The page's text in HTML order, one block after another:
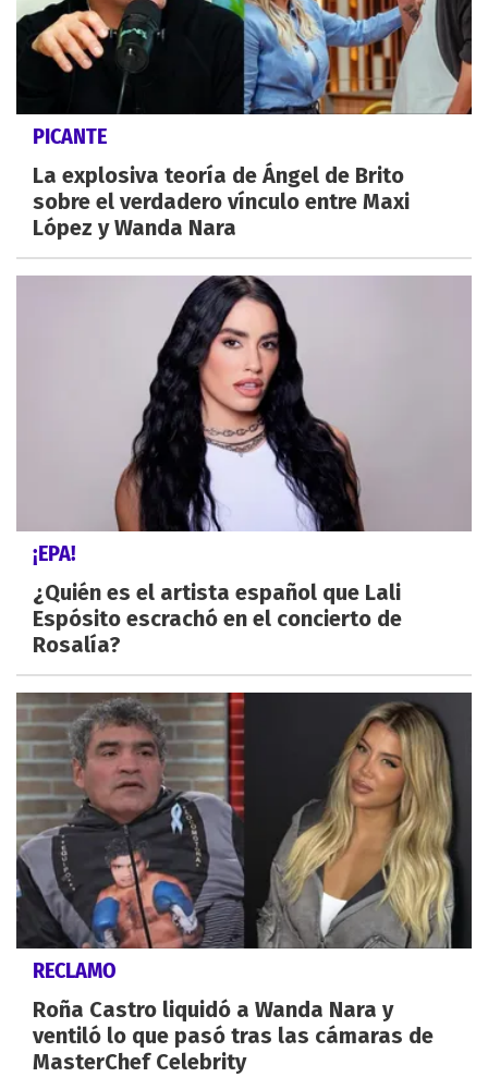
PICANTE
La explosiva teoría de Ángel de Brito
sobre el verdadero vínculo entre Maxi
López y Wanda Nara
¡EPA!
¿Quién es el artista español que Lali
Espósito escrachó en el concierto de
Rosalía?
RECLAMO
Roña Castro liquidó a Wanda Nara y
ventiló lo que pasó tras las cámaras de
MasterChef Celebrity